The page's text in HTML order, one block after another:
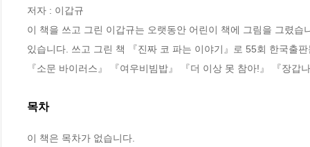
저자 : 이갑규
이 책을 쓰고 그린 이갑규는 오랫동안 어린이 책에 그림을 그렸
있습니다. 쓰고 그린 책 『진짜 코 파는 이야기』로 55회 한국출
『소문 바이러스』 『여우비빔밥』 『더 이상 못 참아!』 『장갑
목차
이 책은 목차가 없습니다.